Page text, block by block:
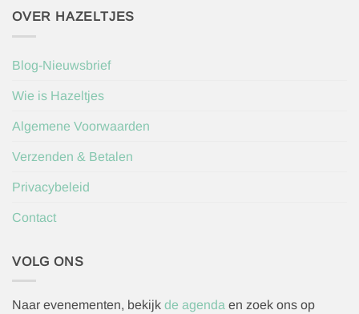
OVER HAZELTJES
Blog-Nieuwsbrief
Wie is Hazeltjes
Algemene Voorwaarden
Verzenden & Betalen
Privacybeleid
Contact
VOLG ONS
Naar evenementen, bekijk de agenda en zoek ons op